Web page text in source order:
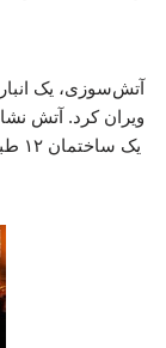
آتش‌سوزی، یک
ویران کرد. آتش
یک